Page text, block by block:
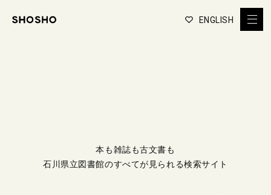
ENGLISH
本も雑誌も古文書も
石川県立図書館のすべてが見られる検索サイト